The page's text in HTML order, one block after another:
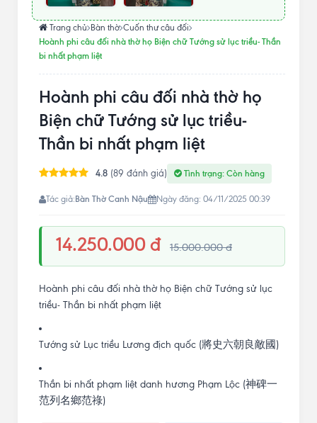
Trang chủ Bàn thờ Cuốn thư câu đối
Hoành phi câu đối nhà thờ họ Biện chữ Tướng sử lục triều- Thần
bi nhất phạm liệt
Hoành phi câu đối nhà thờ họ
Biện chữ Tướng sử lục triều-
Thần bi nhất phạm liệt
4.8 (89 đánh giá) Tình trạng: Còn hàng
Tác giả:Bàn Thờ Canh Nậu Ngày đăng: 04/11/2025 00:39
14.250.000 đ 15.000.000 đ
Hoành phi câu đối nhà thờ họ Biện chữ Tướng sử lục
triều- Thần bi nhất phạm liệt
Tướng sử Lục triều Lương địch quốc (將史六朝良敵國)
Thần bi nhất phạm liệt danh hương Phạm Lộc (神碑一
范列名鄉范祿)